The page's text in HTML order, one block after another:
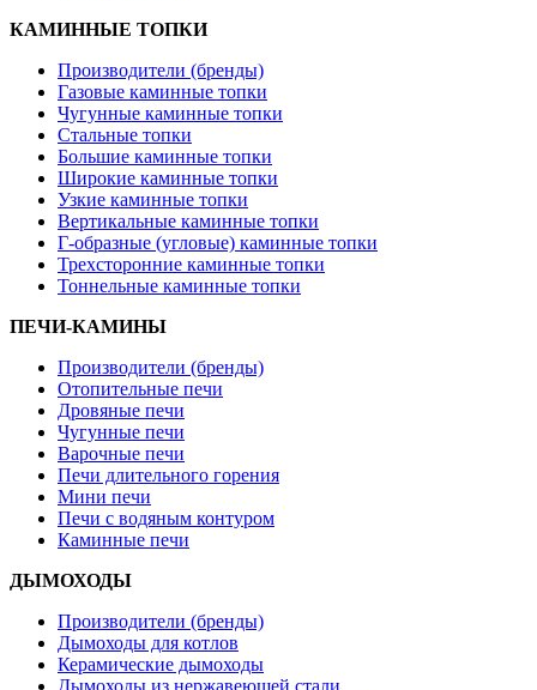
КАМИННЫЕ ТОПКИ
Производители (бренды)
Газовые каминные топки
Чугунные каминные топки
Стальные топки
Большие каминные топки
Широкие каминные топки
Узкие каминные топки
Вертикальные каминные топки
Г-образные (угловые) каминные топки
Трехсторонние каминные топки
Тоннельные каминные топки
ПЕЧИ-КАМИНЫ
Производители (бренды)
Отопительные печи
Дровяные печи
Чугунные печи
Варочные печи
Печи длительного горения
Мини печи
Печи с водяным контуром
Каминные печи
ДЫМОХОДЫ
Производители (бренды)
Дымоходы для котлов
Керамические дымоходы
Дымоходы из нержавеющей стали